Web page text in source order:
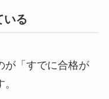
いる
が「すでに合格が